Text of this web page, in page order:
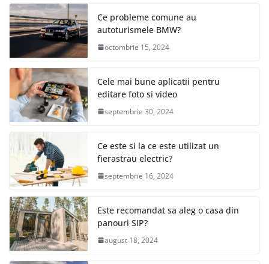
Ce probleme comune au
autoturismele BMW?
octombrie 15, 2024
Cele mai bune aplicatii pentru
editare foto si video
septembrie 30, 2024
Ce este si la ce este utilizat un
fierastrau electric?
septembrie 16, 2024
Este recomandat sa aleg o casa din
panouri SIP?
august 18, 2024